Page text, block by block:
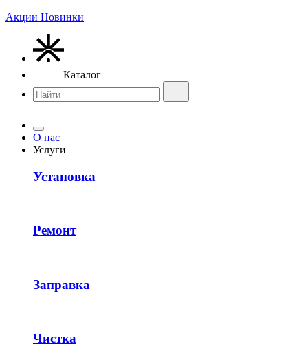
Акции Новинки
Каталог
О нас
Услуги
Установка
Ремонт
Заправка
Чистка